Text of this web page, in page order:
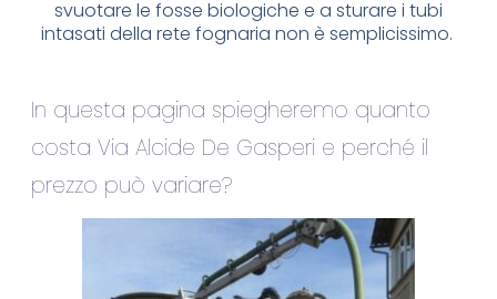
svuotare le fosse biologiche e a sturare i tubi
intasati della rete fognaria non è semplicissimo.
In questa pagina spiegheremo quanto
costa Via Alcide De Gasperi e perché il
prezzo può variare?